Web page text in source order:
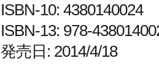
ISBN-10: 4380140024
ISBN-13: 978-
発売日: 2014/4/18